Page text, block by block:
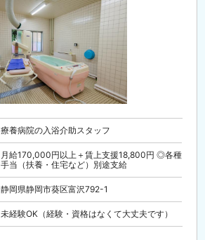
療養病院の入浴介助スタッフ
月給170,000円以上＋賃上支援18,800円 ◎各種
手当（扶養・住宅など）別途支給
静岡県静岡市葵区富沢792-1
未経験OK（経験・資格はなくて大丈夫です）